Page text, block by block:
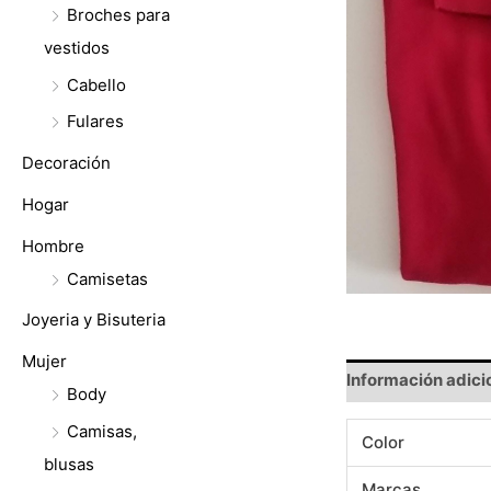
Broches para
vestidos
Cabello
Fulares
Decoración
Hogar
Hombre
Camisetas
Joyeria y Bisuteria
Mujer
Body
Camisas,
blusas
Información
Color